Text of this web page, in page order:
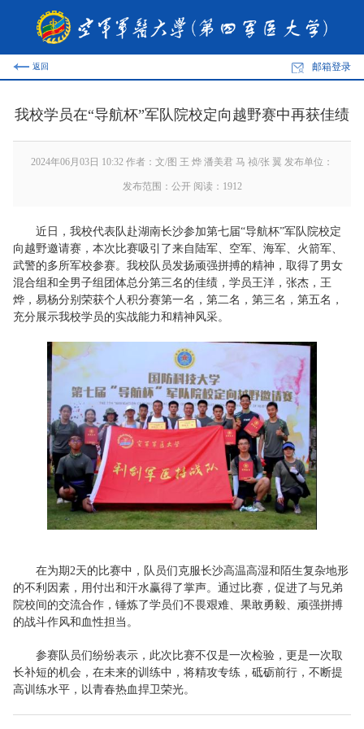
返回 邮箱登录
我校学员在“导航杯”军队院校定向越野赛中再获佳绩
2024年06月03日 10:32 作者：文/图 王 烨 潘美君 马 祯/张 翼 发布单位：
发布范围：公开 阅读： 1912
近日，我校代表队赴湖南长沙参加第七届“导航杯”军队院校定
向越野邀请赛，本次比赛吸引了来自陆军、空军、海军、火箭军、
武警的多所军校参赛。我校队员发扬顽强拼搏的精神，取得了男女
混合组和全男子组团体总分第三名的佳绩，学员王洋，张杰，王
烨，易杨分别荣获个人积分赛第一名，第二名，第三名，第五名，
充分展示我校学员的实战能力和精神风采。
在为期2天的比赛中，队员们克服长沙高温高湿和陌生复杂地形
的不利因素，用付出和汗水赢得了掌声。通过比赛，促进了与兄弟
院校间的交流合作，锤炼了学员们不畏艰难、果敢勇毅、顽强拼搏
的战斗作风和血性担当。
参赛队员们纷纷表示，此次比赛不仅是一次检验，更是一次取
长补短的机会，在未来的训练中，将精攻专练，砥砺前行，不断提
高训练水平，以青春热血捍卫荣光。